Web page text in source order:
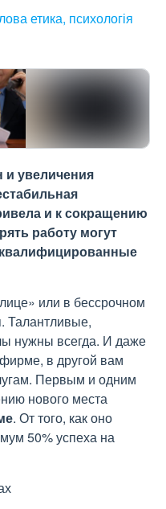
етика, психологія
увеличения
и к сокращению
работу могут
или в бессрочном
Талантливые,
нужны всегда. И даже
в другой вам
Первым и одним
нового места
. От того, как оно
50% успеха на